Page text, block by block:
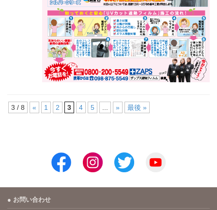
3 / 8 « 1 2 3 4 5 » 最後 »
お問い合わせ